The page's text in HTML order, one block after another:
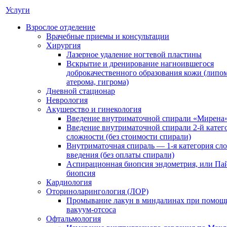
Услуги
Взрослое отделение
Врачебные приемы и консультации
Хирургия
Лазерное удаление ногтевой пластины
Вскрытие и дренирование нагноившегося
доброкачественного образования кожи
атерома, гигрома)
Дневной стационар
Неврология
Акушерство и гинекология
Введение внутриматочной спирали
Введение внутриматочной спирали 2-й
сложности (без стоимости спирали)
Внутриматочная спираль — 1-я категория
введения (без оплаты спирали)
Аспирационная биопсия эндометрия, или
биопсия
Кардиология
Оториноларингология (ЛОР)
Промывание лакун в миндалинах при
вакуум-отсоса
Офтальмология